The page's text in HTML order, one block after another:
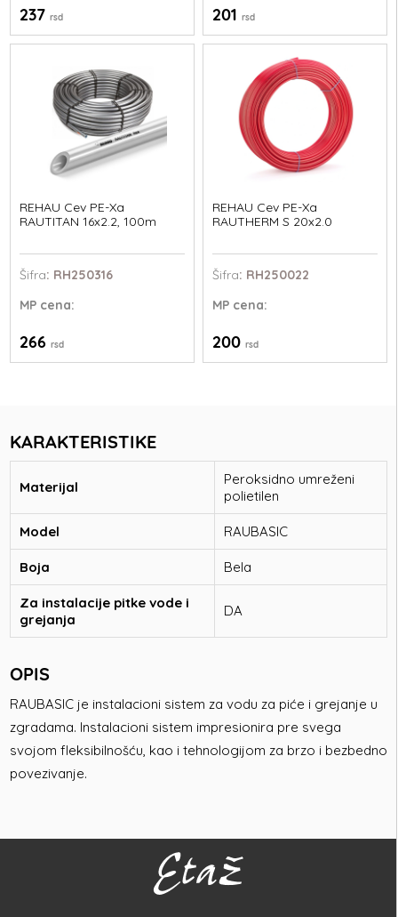
237rsd 201 rsd
REHAU Cev PE-Xa
RAUTITAN 16x2.2, 100m
Šifra: RH250316
MP cena:
266rsd
REHAU Cev PE-Xa
RAUTHERM S 20x2.0
Šifra: RH250022
MPcena:
200 rsd
KARAKTERISTIKE
Materijal
Peroksidno umreženi
polietilen
Model RAUBASIC
Boja Bela
Za instalacije pitke vode i
grejanja
DA
OPIS
RAUBASIC je instalacioni sistem za vodu za piće i grejanje u
zgradama. Instalacioni sistem impresionira pre svega
svojom fleksibilnošću, kao i tehnologijom za brzo i bezbedno
povezivanje.